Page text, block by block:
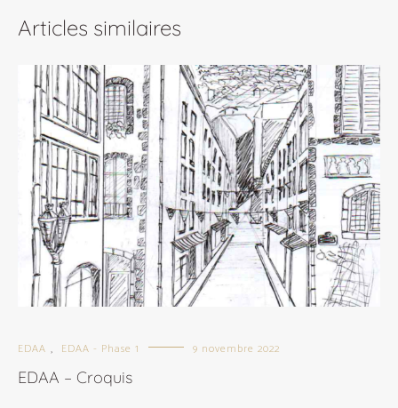
Articles similaires
EDAA EDAA - Phase 1 9 novembre 2022
EDAA – Croquis